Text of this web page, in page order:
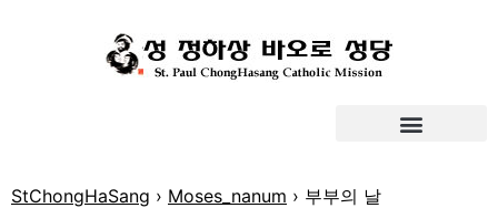
StChongHaSang › Moses_nanum › 부부의 날